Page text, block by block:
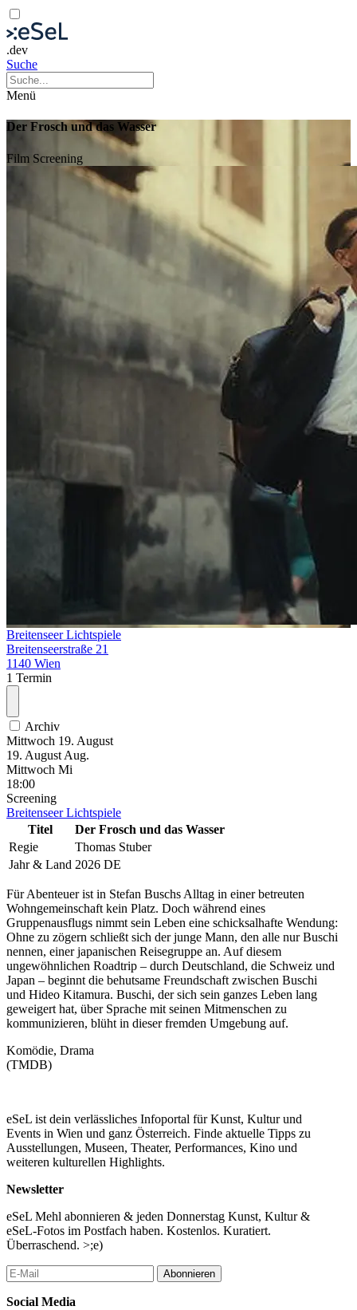
.dev
Suche
Menü
Der Frosch und das Wasser
Film Screening
Breitenseer Lichtspiele
Breitenseerstraße 21
1140 Wien
1 Termin
Archiv
Mittwoch 19. August
19. August Aug.
Mittwoch Mi
18:00
Screening
Breitenseer Lichtspiele
Titel
Der Frosch und das Wasser
Regie
Thomas Stuber
Jahr & Land 2026 DE
Für Abenteuer ist in Stefan Buschs Alltag in einer betreuten
Wohngemeinschaft kein Platz. Doch während eines
Gruppenausflugs nimmt sein Leben eine schicksalhafte Wendung:
Ohne zu zögern schließt sich der junge Mann, den alle nur Buschi
nennen, einer japanischen Reisegruppe an. Auf diesem
ungewöhnlichen Roadtrip – durch Deutschland, die Schweiz und
Japan – beginnt die behutsame Freundschaft zwischen Buschi
und Hideo Kitamura. Buschi, der sich sein ganzes Leben lang
geweigert hat, über Sprache mit seinen Mitmenschen zu
kommunizieren, blüht in dieser fremden Umgebung auf.
Komödie, Drama
(TMDB)
eSeL ist dein verlässliches Infoportal für Kunst, Kultur und
Events in Wien und ganz Österreich. Finde aktuelle Tipps zu
Ausstellungen, Museen, Theater, Performances, Kino und
weiteren kulturellen Highlights.
Newsletter
eSeL Mehl abonnieren & jeden Donnerstag Kunst, Kultur &
eSeL-Fotos im Postfach haben. Kostenlos. Kuratiert.
Überraschend. >;e)
Abonnieren
Social Media